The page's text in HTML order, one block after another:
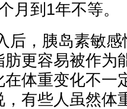
月到1年不等。
后，胰岛素敏
更容易被作为
体重变化不一
有些人虽然体